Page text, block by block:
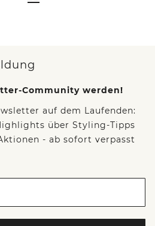
Community werden!
auf dem Laufenden:
über Styling-Tipps
- ab sofort verpasst